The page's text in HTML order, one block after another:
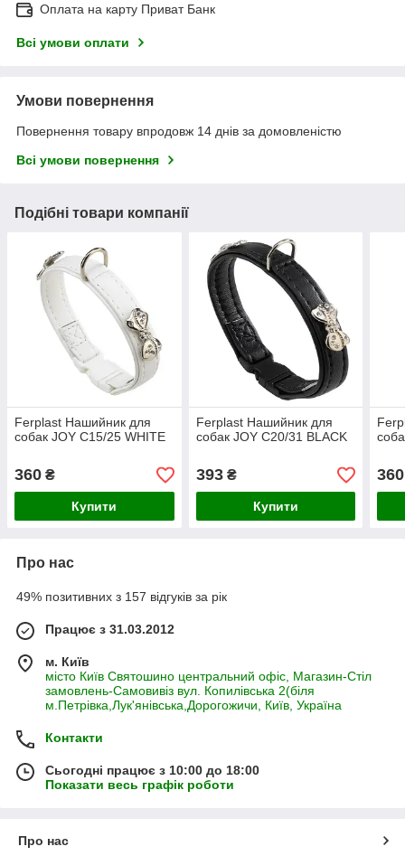
Оплата на карту Приват Банк
Всі умови оплати
Умови повернення
Повернення товару впродовж 14 днів за домовленістю
Всі умови повернення
Подібні товари компанії
Ferplast Нашийник для
собак JOY C15/25 WHITE
360 ₴
Купити
Ferplast Нашийник для
собак JOY C20/31 BLACK
393₴
Купити
360
Про нас
49% позитивних з 157 відгуків за рік
Працює з 31.03.2012
м. Київ
місто Київ Святошино центральний офіс, Магазин-Стіл
замовлень-Самовивіз вул. Копилівська 2(біля
м.Петрівка,Лук'янівська,Дорогожичи, Київ, Україна
Контакти
Сьогодні працює з 10:00 до 18:00
Показати весь графік роботи
Про нас